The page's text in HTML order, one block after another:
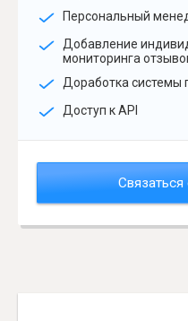
Персональный
Добавление
мониторинга
Доработка системы
Доступ к API